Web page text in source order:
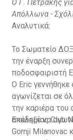
Ο Γ. Πετράκης
Απόλλωνα -
Αναλυτικά:
Το Σωματείο
την έναρξη
ποδοσφαιριστή
Ο Eric
αγωνίζεται σε
την καριέρα του
ακαδημίας Club
Gornji Milanovac
Επέλεξε να